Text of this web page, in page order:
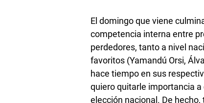
El domingo que viene
competencia interna entre
perdedores, tanto a nivel
favoritos (Yamandú Orsi,
hace tiempo en sus
quiero quitarle importancia
elección nacional. De